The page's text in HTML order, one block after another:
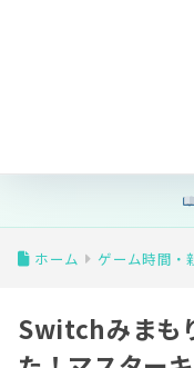
ホーム ゲーム時間・
Switchみまも